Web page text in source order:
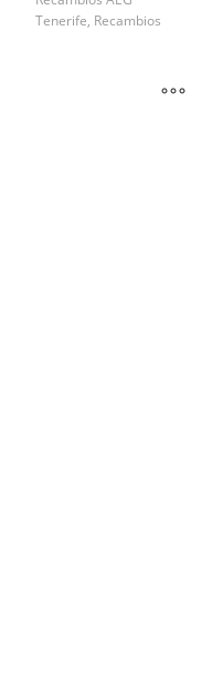
Tenerife, Recambios